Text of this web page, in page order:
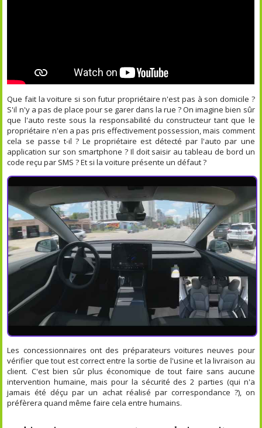
Que fait la voiture si son futur propriétaire n'est pas à son domicile ?
S'il n'y a pas de place pour se garer dans la rue ? On imagine bien sûr
que l'auto reste sous la responsabilité du constructeur tant que le
propriétaire n'en a pas pris effectivement possession, mais comment
cela se passe t-il ? Le propriétaire est détecté par l'auto par une
application sur son smartphone ? Il doit saisir au tableau de bord un
code reçu par SMS ? Et si la voiture présente un défaut ?
Les concessionnaires ont des préparateurs voitures neuves pour
vérifier que tout est correct entre la sortie de l'usine et la livraison au
client. C'est bien sûr plus économique de tout faire sans aucune
intervention humaine, mais pour la sécurité des 2 parties (qui n'a
jamais été déçu par un achat réalisé par correspondance ?), on
préfèrera quand même faire cela entre humains.